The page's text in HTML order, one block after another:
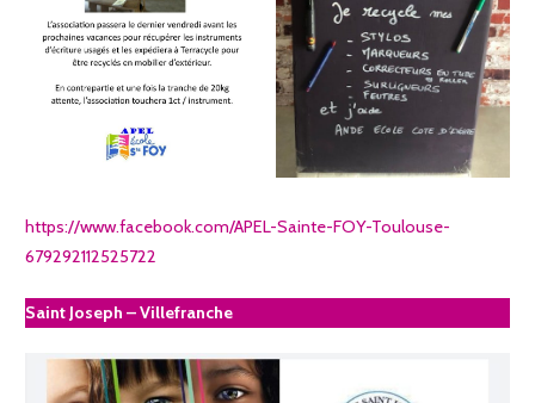
https://www.facebook.com/APEL-Sainte-FOY-Toulouse-
679292112525722
Saint Joseph – Villefranche